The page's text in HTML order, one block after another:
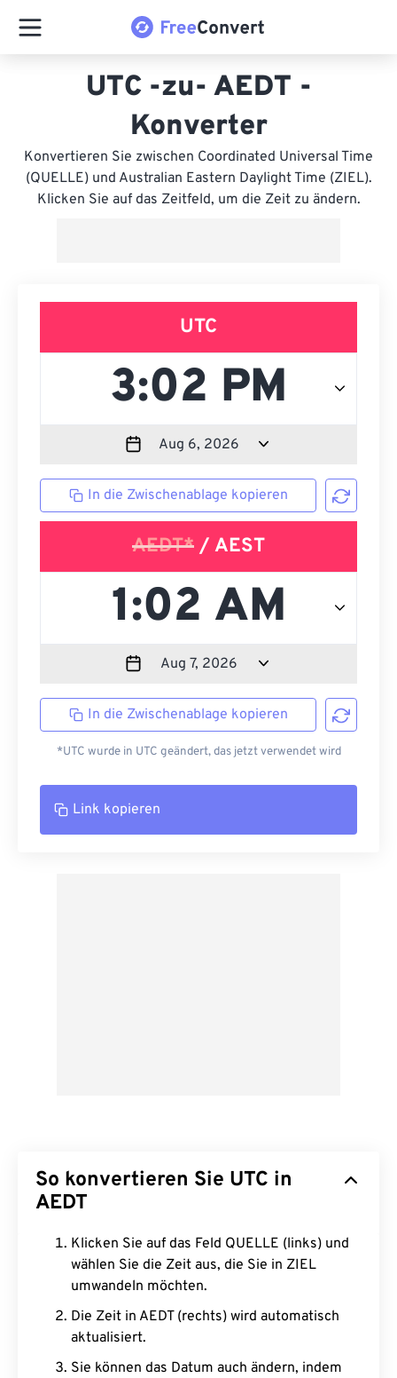
UTC -zu- AEDT -
Konverter
Konvertieren Sie zwischen Coordinated Universal Time
(QUELLE) und Australian Eastern Daylight Time (ZIEL).
Klicken Sie auf das Zeitfeld, um die Zeit zu ändern.
UTC
In die Zwischenablage kopieren
AEDT* / AEST
In die Zwischenablage kopieren
*UTC wurde in UTC geändert, das jetzt verwendet wird
Link kopieren
So konvertieren Sie UTC in
AEDT
Klicken Sie auf das Feld QUELLE (links) und
wählen Sie die Zeit aus, die Sie in ZIEL
umwandeln möchten.
Die Zeit in AEDT (rechts) wird automatisch
aktualisiert.
Sie können das Datum auch ändern, indem